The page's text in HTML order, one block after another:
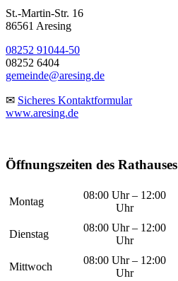
St.-Martin-Str. 16
86561 Aresing
08252 91044-50
08252 6404
gemeinde@aresing.de
✉ Sicheres Kontaktformular
www.aresing.de
Öffnungszeiten des Rathauses
Montag
08:00 Uhr – 12:00
Uhr
Dienstag
08:00 Uhr – 12:00
Uhr
Mittwoch
08:00 Uhr – 12:00
Uhr